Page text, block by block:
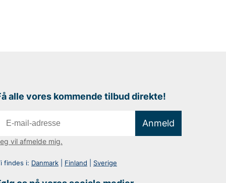
alle vores kommende tilbud direkte!
Anmeld
vil afmelde mig.
findes i: Danmark| Finland Sverige